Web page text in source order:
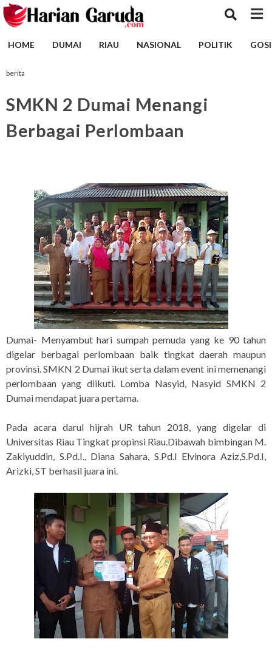
HOME DUMAI RIAU NASIONAL POLITIK
berita
SMKN 2 Dumai Menangi
Berbagai Perlombaan
Dumai- Menyambut hari sumpah pemuda yang ke 90 tahun
digelar berbagai perlombaan baik tingkat daerah maupun
provinsi. SMKN 2 Dumai ikut serta dalam event ini memenangi
perlombaan yang diikuti. Lomba Nasyid, Nasyid SMKN 2
Dumai mendapat juara pertama.
Pada acara darul hijrah UR tahun 2018, yang digelar di
Universitas Riau Tingkat propinsi Riau.Dibawah bimbingan M.
Zakiyuddin, S.Pd.I., Diana Sahara, S.Pd.I Elvinora Aziz,S.Pd.I,
Arizki, ST berhasil juara ini.